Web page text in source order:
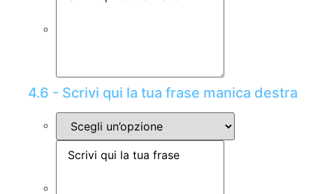
4.6 - Scrivi qui la tua frase manica destra